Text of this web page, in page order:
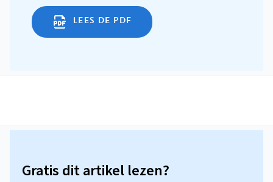
LEES DE PDF
Gratis dit artikel lezen?